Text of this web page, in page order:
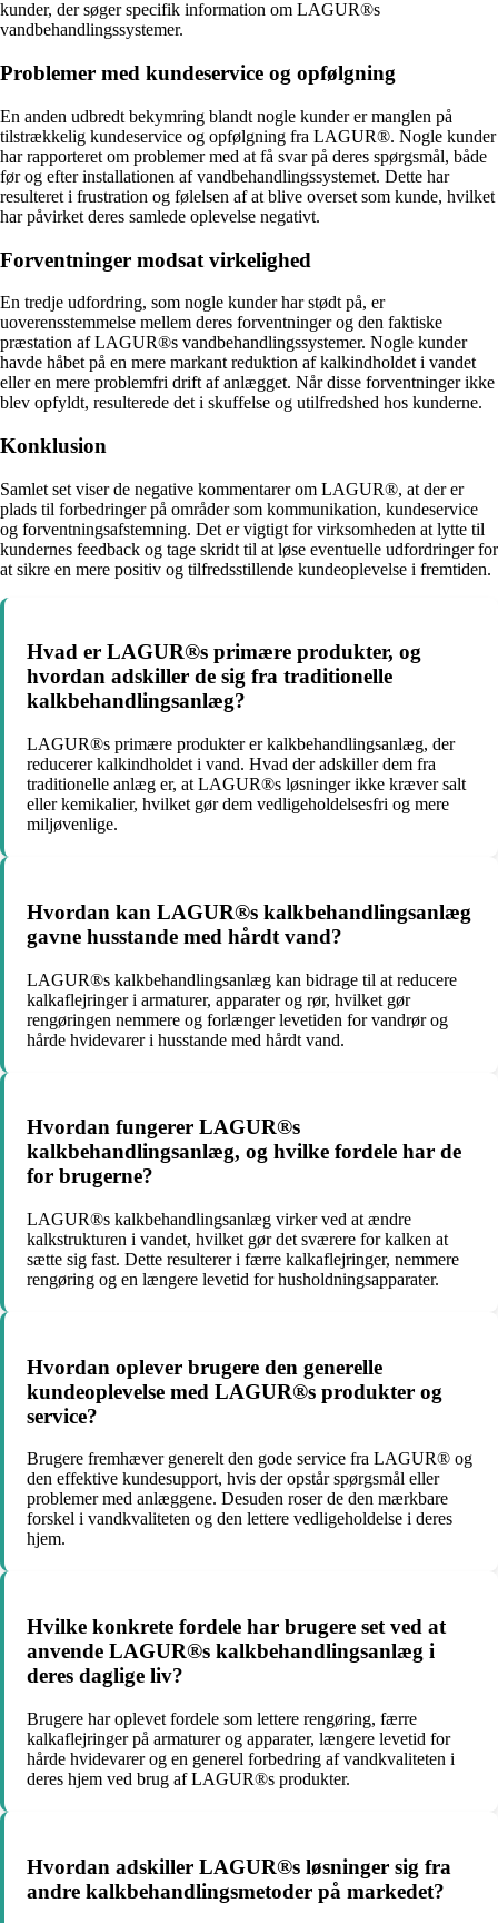
kunder, der søger specifik information om LAGUR®s
vandbehandlingssystemer.
Problemer med kundeservice og opfølgning
En anden udbredt bekymring blandt nogle kunder er manglen på
tilstrækkelig kundeservice og opfølgning fra LAGUR®. Nogle kunder
har rapporteret om problemer med at få svar på deres spørgsmål, både
før og efter installationen af vandbehandlingssystemet. Dette har
resulteret i frustration og følelsen af at blive overset som kunde, hvilket
har påvirket deres samlede oplevelse negativt.
Forventninger modsat virkelighed
En tredje udfordring, som nogle kunder har stødt på, er
uoverensstemmelse mellem deres forventninger og den faktiske
præstation af LAGUR®s vandbehandlingssystemer. Nogle kunder
havde håbet på en mere markant reduktion af kalkindholdet i vandet
eller en mere problemfri drift af anlægget. Når disse forventninger ikke
blev opfyldt, resulterede det i skuffelse og utilfredshed hos kunderne.
Konklusion
Samlet set viser de negative kommentarer om LAGUR®, at der er
plads til forbedringer på områder som kommunikation, kundeservice
og forventningsafstemning. Det er vigtigt for virksomheden at lytte til
kundernes feedback og tage skridt til at løse eventuelle udfordringer for
at sikre en mere positiv og tilfredsstillende kundeoplevelse i fremtiden.
Hvad er LAGUR®s primære produkter, og
hvordan adskiller de sig fra traditionelle
kalkbehandlingsanlæg?
LAGUR®s primære produkter er kalkbehandlingsanlæg, der
reducerer kalkindholdet i vand. Hvad der adskiller dem fra
traditionelle anlæg er, at LAGUR®s løsninger ikke kræver salt
eller kemikalier, hvilket gør dem vedligeholdelsesfri og mere
miljøvenlige.
Hvordan kan LAGUR®s kalkbehandlingsanlæg
gavne husstande med hårdt vand?
LAGUR®s kalkbehandlingsanlæg kan bidrage til at reducere
kalkaflejringer i armaturer, apparater og rør, hvilket gør
rengøringen nemmere og forlænger levetiden for vandrør og
hårde hvidevarer i husstande med hårdt vand.
Hvordan fungerer LAGUR®s
kalkbehandlingsanlæg, og hvilke fordele har de
for brugerne?
LAGUR®s kalkbehandlingsanlæg virker ved at ændre
kalkstrukturen i vandet, hvilket gør det sværere for kalken at
sætte sig fast. Dette resulterer i færre kalkaflejringer, nemmere
rengøring og en længere levetid for husholdningsapparater.
Hvordan oplever brugere den generelle
kundeoplevelse med LAGUR®s produkter og
service?
Brugere fremhæver generelt den gode service fra LAGUR® og
den effektive kundesupport, hvis der opstår spørgsmål eller
problemer med anlæggene. Desuden roser de den mærkbare
forskel i vandkvaliteten og den lettere vedligeholdelse i deres
hjem.
Hvilke konkrete fordele har brugere set ved at
anvende LAGUR®s kalkbehandlingsanlæg i
deres daglige liv?
Brugere har oplevet fordele som lettere rengøring, færre
kalkaflejringer på armaturer og apparater, længere levetid for
hårde hvidevarer og en generel forbedring af vandkvaliteten i
deres hjem ved brug af LAGUR®s produkter.
Hvordan adskiller LAGUR®s løsninger sig fra
andre kalkbehandlingsmetoder på markedet?